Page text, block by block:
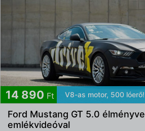
14 890 Ft V8-as motor, 500 lóerő!
Ford Mustang GT 5.0
emlékvideóval